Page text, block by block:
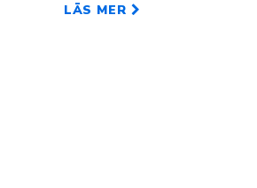
LÄS MER